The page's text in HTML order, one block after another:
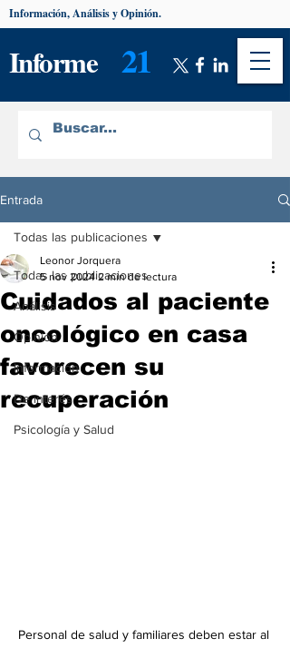
Informe 21
Información, Análisis y Opinión.
Entrada
Todas las publicaciones
Análisis
Opinión
Información
De interés
Psicología y Salud
Todas las publicaciones
Cuidados al paciente
oncológico en casa
favorecen su
recuperación
Leonor Jorquera
5 nov 2024 2 min de lectura
Personal de salud y familiares deben estar al